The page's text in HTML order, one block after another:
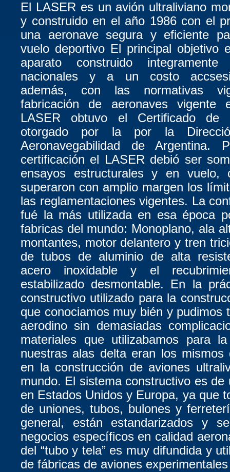
El LASER es un avión ultraliviano
y construido en el año 1986 con el
una aeronave segura y eficiente
vuelo deportivo El principal objetivo
aparato construido
nacionales y a un costo
además, con las normativas
fabricación de aeronaves
LASER obtuvo el Certificado de
otorgado por la por la
Aeronavegabilidad de Argentina.
certificación el LASER debió ser
ensayos estructurales y en vuelo,
superaron con amplio margen los
las reglamentaciones vigentes. La
fué la más utilizada en esa época
fabricas del mundo: Monoplano, ala
montantes, motor delantero y tren
de tubos de aluminio de alta
acero inoxidable y el
estabilizado desmontable. En la
constructivo utilizado para la
que conociamos muy bién y pudimos
aerodino sin demasiadas
materiales que utilizabamos para
nuestras alas delta eran los mismos
en la construcción de aviones
mundo. El sistema constructivo es de
en Estados Unidos y Europa, ya que
de uniones, tubos, bulones y
general, están estandarizados y
negocios específicos en calidad
del “tubo y tela” es muy difundida y
de fábricas de aviones